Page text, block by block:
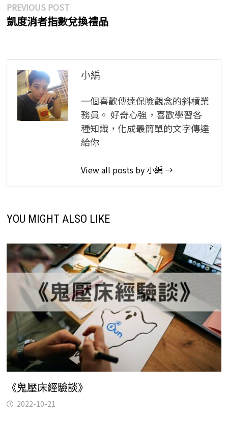
文
章
覽
PREVIOUS POSTPrevious
post:
凱度消者指數兌換禮品
小編
一個喜歡傳達保險觀念的斜槓業
務員。 好奇心強，喜歡學習各
種知識，化成最簡單的文字傳達
給你
View all posts by 小編 →
YOU MIGHT ALSO LIKE
《鬼壓床經驗談》
2022-10-21